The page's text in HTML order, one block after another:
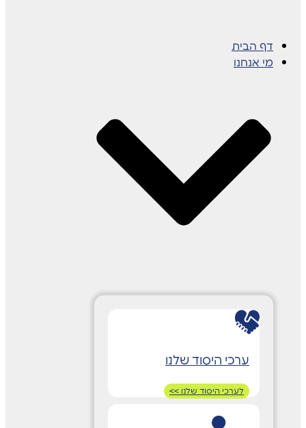
דף הבית
מי אנחנו
ערכי היסוד שלנו
לערכי היסוד שלנו >>